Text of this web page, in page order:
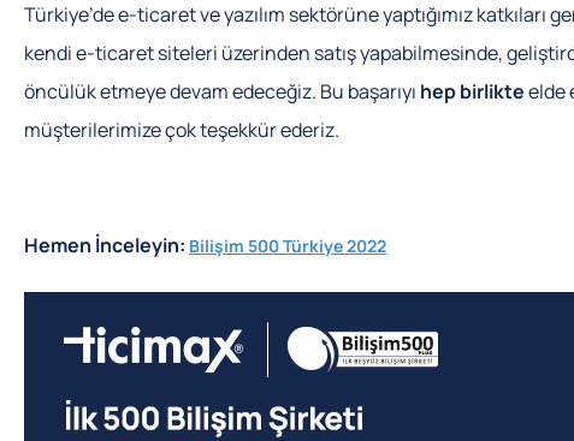
Türkiye’de e-ticaret ve yazılım sektörüne yaptığımız
kendi e-ticaret siteleri üzerinden satış yapabilmesinde,
öncülük etmeye devam edeceğiz. Bu başarıyı hep birlikteelde
müşterilerimize çok teşekkür ederiz.
Hemen İnceleyin: Bilişim 500 Türkiye 2022